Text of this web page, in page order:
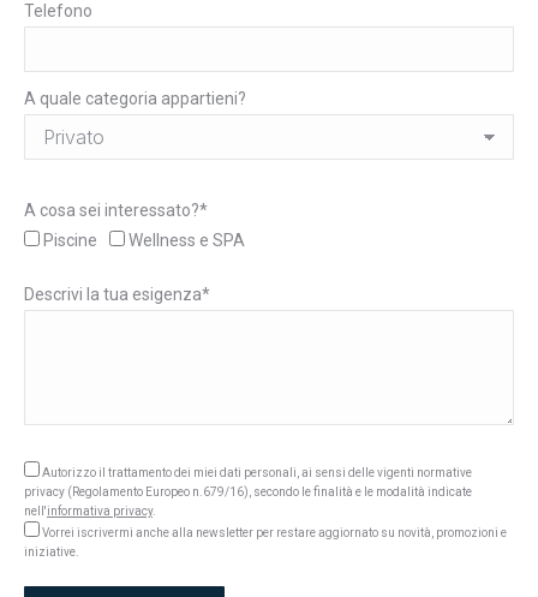
Telefono
A quale categoria appartieni?
A cosa sei interessato?*
Piscine
Wellness e SPA
Descrivi la tua esigenza*
Autorizzo il trattamento dei miei dati personali, ai sensi delle vigenti normative
privacy (Regolamento Europeo n.679/16), secondo le finalità e le modalità indicate
nell'informativa privacy.
Vorrei iscrivermi anche alla newsletter per restare aggiornato su novità, promozioni e
iniziative.